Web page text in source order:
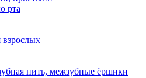
рта
нить, межзубные ёршики